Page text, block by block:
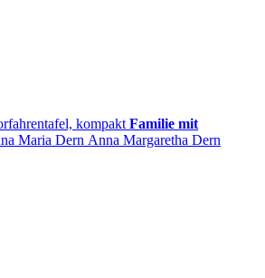
kompakt Familie mit
Maria Dern Anna Margaretha Dern